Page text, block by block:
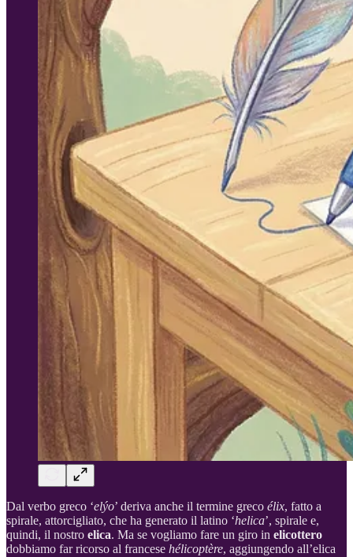
Dal verbo greco ‘elýo’ deriva anche il termine greco élix, fatto a
spirale, attorcigliato, che ha generato il latino ‘helica’, spirale e,
quindi, il nostro elica. Ma se vogliamo fare un giro in elicottero
dobbiamo far ricorso al francese hélicoptère, aggiungendo all’elica